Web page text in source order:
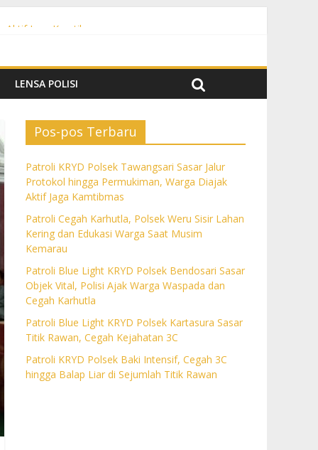
Cegah Karhutla
LENSA POLISI
Pos-pos Terbaru
Patroli KRYD Polsek Tawangsari Sasar Jalur
Protokol hingga Permukiman, Warga Diajak
Aktif Jaga Kamtibmas
Patroli Cegah Karhutla, Polsek Weru Sisir Lahan
Kering dan Edukasi Warga Saat Musim
Kemarau
Patroli Blue Light KRYD Polsek Bendosari Sasar
Objek Vital, Polisi Ajak Warga Waspada dan
Cegah Karhutla
Patroli Blue Light KRYD Polsek Kartasura Sasar
Titik Rawan, Cegah Kejahatan 3C
Patroli KRYD Polsek Baki Intensif, Cegah 3C
hingga Balap Liar di Sejumlah Titik Rawan